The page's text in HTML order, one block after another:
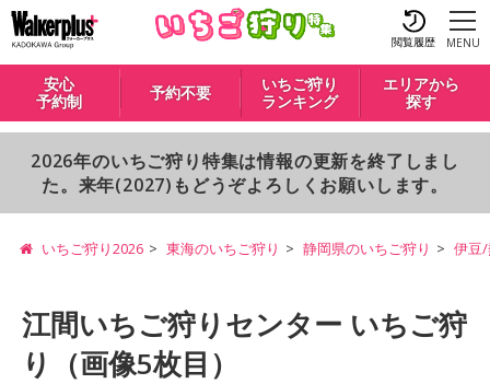
閲覧履歴 MENU
安心
予約制
予約不要
いちご狩り
ランキング
エリアから
探す
2026年のいちご狩り特集は情報の更新を終了しまし
た。来年(2027)もどうぞよろしくお願いします。
いちご狩り2026 東海のいちご狩り 静岡県のいちご狩り 伊豆
江間いちご狩りセンター いちご狩
り（画像5枚目）